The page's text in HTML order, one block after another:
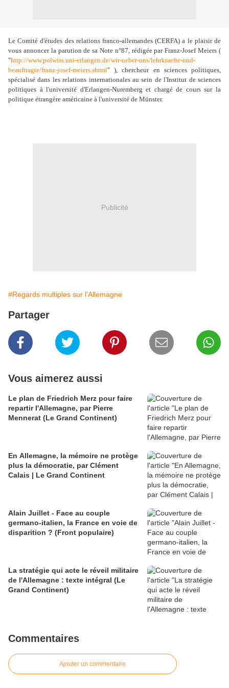
Le Comité d'études des relations franco-allemandes (CERFA) a le plaisir de
vous annoncer la parution de sa Note n°87, rédigée par Franz-Josef Meiers (
"http://www.polwiss.uni-erlangen.de/wir-ueber-uns/lehrkraefte-und-
beauftragte/franz-josef-meiers.shtml" ), chercheur en sciences politiques,
spécialisé dans les relations internationales au sein de l'Institut de sciences
politiques à l'université d'Erlangen-Nuremberg et chargé de cours sur la
politique étrangère américaine à l'université de Münster.
Publicité
#Regards multiples sur l'Allemagne
Partager
Vous aimerez aussi
Le plan de Friedrich Merz pour faire
repartir l'Allemagne, par Pierre
Mennerat (Le Grand Continent)
En Allemagne, la mémoire ne protège
plus la démocratie, par Clément
Calais | Le Grand Continent
Alain Juillet - Face au couple
germano-italien, la France en voie de
disparition ? (Front populaire)
La stratégie qui acte le réveil militaire
de l'Allemagne : texte intégral (Le
Grand Continent)
Commentaires
Ajouter un commentaire